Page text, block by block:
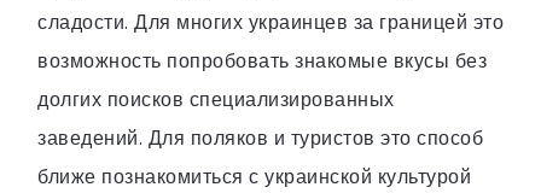
сладости. Для многих украинцев за границей это
возможность попробовать знакомые вкусы без
долгих поисков специализированных
заведений. Для поляков и туристов это способ
ближе познакомиться с украинской культурой